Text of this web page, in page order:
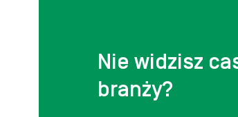
Zrobotyzowane spawanie
Nie widzisz
branży?